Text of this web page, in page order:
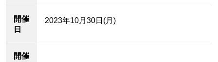
開催
日
2023年10月30日(月)
開催